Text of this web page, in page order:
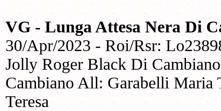
VG - Lunga Attesa Nera Di
30/Apr/2023 - Roi/Rsr:
Jolly Roger Black Di
Cambiano All: Garabelli Maria
Teresa